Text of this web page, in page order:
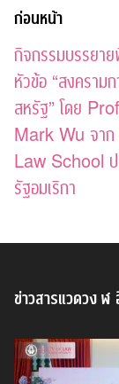
ก่อนหน้า
กิจกรรมบรรยาย
หัวข้อ “สงคราม
สหรัฐ” โดย
Mark Wu จา
Law School ป
รัฐอมเริกา
ข่าวสารแวดวง ฬ